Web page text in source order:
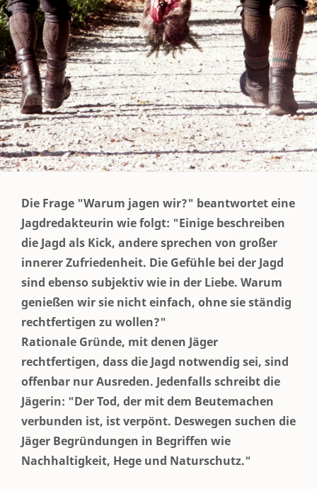
Die Frage "Warum jagen wir?" beantwortet eine
Jagdredakteurin wie folgt: "Einige beschreiben
die Jagd als Kick, andere sprechen von großer
innerer Zufriedenheit. Die Gefühle bei der Jagd
sind ebenso subjektiv wie in der Liebe. Warum
genießen wir sie nicht einfach, ohne sie ständig
rechtfertigen zu wollen?"
Rationale Gründe, mit denen Jäger
rechtfertigen, dass die Jagd notwendig sei, sind
offenbar nur Ausreden. Jedenfalls schreibt die
Jägerin: "Der Tod, der mit dem Beutemachen
verbunden ist, ist verpönt. Deswegen suchen die
Jäger Begründungen in Begriffen wie
Nachhaltigkeit, Hege und Naturschutz."